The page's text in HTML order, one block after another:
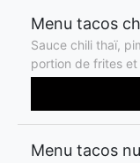
Menu tacos
Sauce chili thaï,
portion de frites
Menu tacos